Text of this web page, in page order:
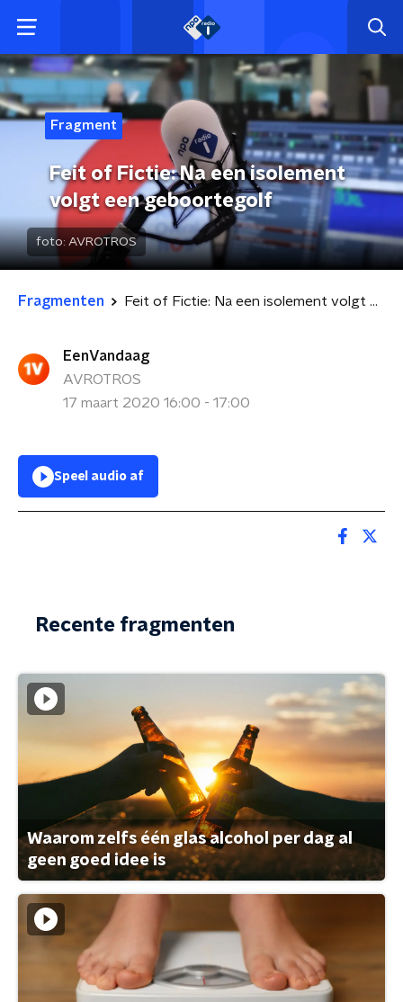
Fragment
Feit of Fictie: Na een isolement
volgt een geboortegolf
foto: AVROTROS
Fragmenten Feit of Fictie: Na een isolement volgt een geboortegolf
EenVandaag
AVROTROS
17 maart 2020 16:00 - 17:00
Speel audio af
Recente fragmenten
Waarom zelfs één glas alcohol per dag al
geen goed idee is